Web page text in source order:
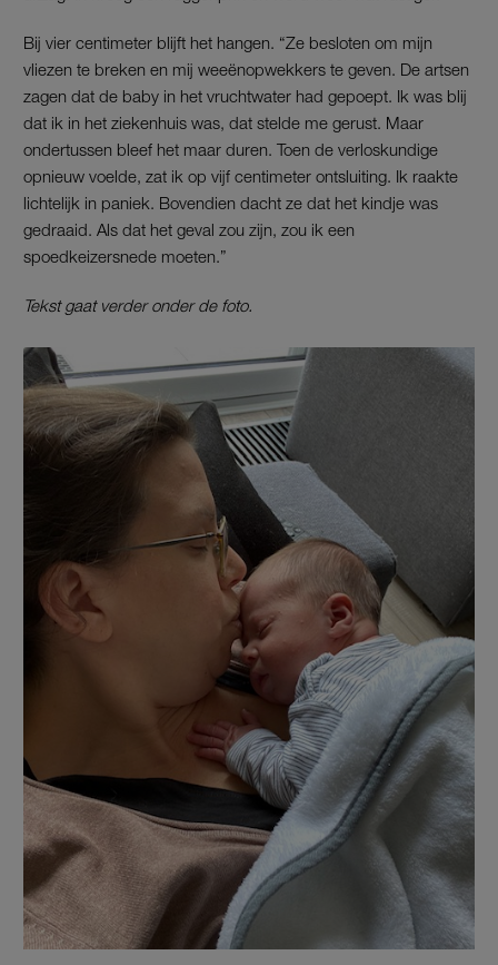
Bij vier centimeter blijft het hangen. “Ze besloten om mijn
vliezen te breken en mij weeënopwekkers te geven. De artsen
zagen dat de baby in het vruchtwater had gepoept. Ik was blij
dat ik in het ziekenhuis was, dat stelde me gerust. Maar
ondertussen bleef het maar duren. Toen de verloskundige
opnieuw voelde, zat ik op vijf centimeter ontsluiting. Ik raakte
lichtelijk in paniek. Bovendien dacht ze dat het kindje was
gedraaid. Als dat het geval zou zijn, zou ik een
spoedkeizersnede moeten.”
Tekst gaat verder onder de foto.